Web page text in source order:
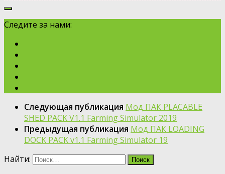
Следите за нами:
Следующая публикация Мод ПАК PLACABLE
SHED PACK V1.1 Farming Simulator 2019
Предыдущая публикация Мод ПАК LOADING
DOCK PACK v1.1 Farming Simulator 19
Найти: